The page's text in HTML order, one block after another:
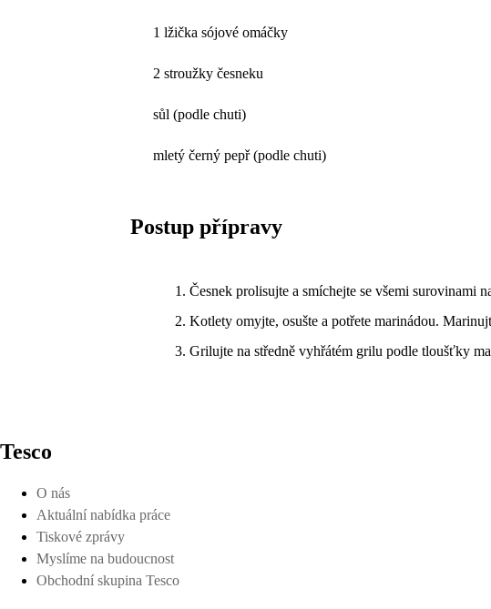
1 lžička sójové omáčky
2 stroužky česneku
sůl (podle chuti)
mletý černý pepř (podle chuti)
Postup přípravy
Česnek prolisujte a smíchejte se všemi surovinami
Kotlety omyjte, osušte a potřete marinádou.
Grilujte na středně vyhřátém grilu podle tloušťky
Tesco
O nás
Aktuální nabídka práce
Tiskové zprávy
Myslíme na budoucnost
Obchodní skupina Tesco